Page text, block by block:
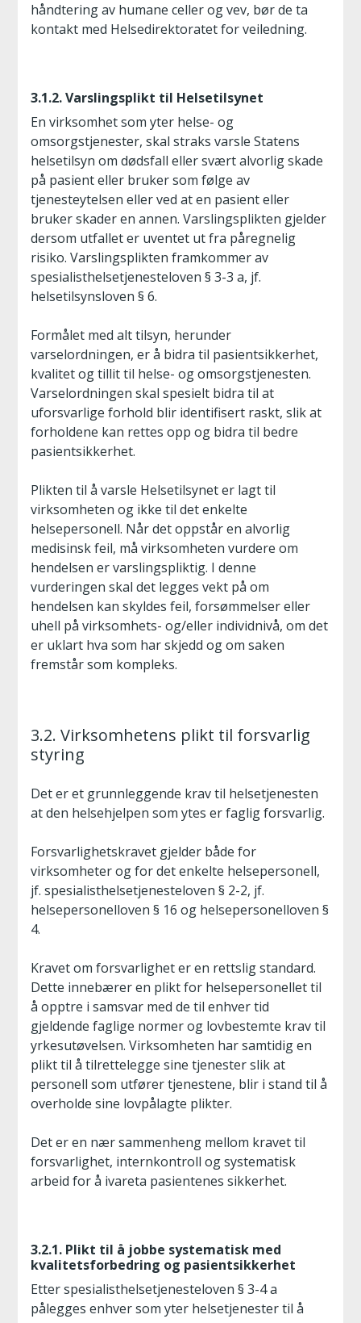
håndtering av humane celler og vev, bør de ta
kontakt med Helsedirektoratet for veiledning.
3.1.2. Varslingsplikt til Helsetilsynet
En virksomhet som yter helse- og
omsorgstjenester, skal straks varsle Statens
helsetilsyn om dødsfall eller svært alvorlig skade
på pasient eller bruker som følge av
tjenesteytelsen eller ved at en pasient eller
bruker skader en annen. Varslingsplikten gjelder
dersom utfallet er uventet ut fra påregnelig
risiko. Varslingsplikten framkommer av
spesialisthelsetjenesteloven § 3-3 a, jf.
helsetilsynsloven § 6.
Formålet med alt tilsyn, herunder
varselordningen, er å bidra til pasientsikkerhet,
kvalitet og tillit til helse- og omsorgstjenesten.
Varselordningen skal spesielt bidra til at
uforsvarlige forhold blir identifisert raskt, slik at
forholdene kan rettes opp og bidra til bedre
pasientsikkerhet.
Plikten til å varsle Helsetilsynet er lagt til
virksomheten og ikke til det enkelte
helsepersonell. Når det oppstår en alvorlig
medisinsk feil, må virksomheten vurdere om
hendelsen er varslingspliktig. I denne
vurderingen skal det legges vekt på om
hendelsen kan skyldes feil, forsømmelser eller
uhell på virksomhets- og/eller individnivå, om det
er uklart hva som har skjedd og om saken
fremstår som kompleks.
3.2. Virksomhetens plikt til forsvarlig
styring
Det er et grunnleggende krav til helsetjenesten
at den helsehjelpen som ytes er faglig forsvarlig.
Forsvarlighetskravet gjelder både for
virksomheter og for det enkelte helsepersonell,
jf. spesialisthelsetjenesteloven § 2-2, jf.
helsepersonelloven § 16 og helsepersonelloven §
4.
Kravet om forsvarlighet er en rettslig standard.
Dette innebærer en plikt for helsepersonellet til
å opptre i samsvar med de til enhver tid
gjeldende faglige normer og lovbestemte krav til
yrkesutøvelsen. Virksomheten har samtidig en
plikt til å tilrettelegge sine tjenester slik at
personell som utfører tjenestene, blir i stand til å
overholde sine lovpålagte plikter.
Det er en nær sammenheng mellom kravet til
forsvarlighet, internkontroll og systematisk
arbeid for å ivareta pasientenes sikkerhet.
3.2.1. Plikt til å jobbe systematisk med
kvalitetsforbedring og pasientsikkerhet
Etter spesialisthelsetjenesteloven § 3-4 a
pålegges enhver som yter helsetjenester til å